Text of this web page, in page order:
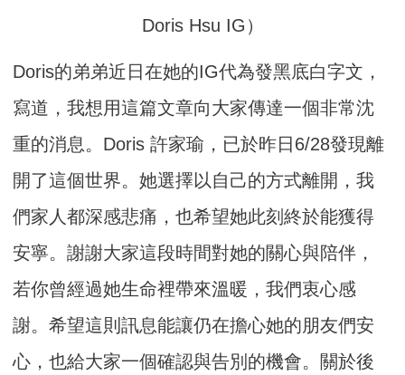
Doris Hsu IG）
Doris的弟弟近日在她的IG代為發黑底白字文，
寫道，我想用這篇文章向大家傳達一個非常沈
重的消息。Doris 許家瑜，已於昨日6/28發現離
開了這個世界。她選擇以自己的方式離開，我
們家人都深感悲痛，也希望她此刻終於能獲得
安寧。謝謝大家這段時間對她的關心與陪伴，
若你曾經過她生命裡帶來溫暖，我們衷心感
謝。希望這則訊息能讓仍在擔心她的朋友們安
心，也給大家一個確認與告別的機會。關於後